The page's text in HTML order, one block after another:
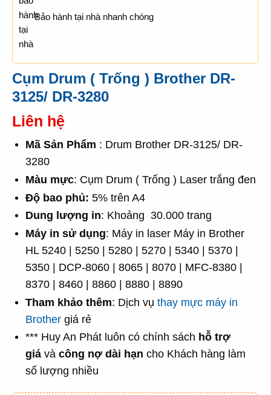
Bảo hành tại nhà nhanh chóng
Cụm Drum ( Trống ) Brother DR-
3125/ DR-3280
Liên hệ
Mã Sản Phẩm : Drum Brother DR-3125/ DR-
3280
Màu mực: Cụm Drum ( Trống ) Laser trắng đen
Độ bao phủ: 5% trên A4
Dung lượng in: Khoảng 30.000 trang
Máy in sử dụng: Máy in laser Máy in Brother
HL 5240 | 5250 | 5280 | 5270 | 5340 | 5370 |
5350 | DCP-8060 | 8065 | 8070 | MFC-8380 |
8370 | 8460 | 8860 | 8880 | 8890
Tham khảo thêm: Dịch vụ thay mực máy in
Brothergiá rẻ
*** Huy An Phát luôn có chính sách hỗ trợ
giávà công nợ dài hạn cho Khách hàng làm
số lượng nhiều